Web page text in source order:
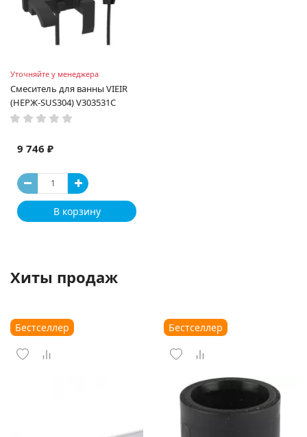
Уточняйте у менеджера
Смеситель для ванны VIEIR
(НЕРЖ-SUS304) V303531С
9 746 ₽
В корзину
Хиты продаж
Бестселлер Бестселлер